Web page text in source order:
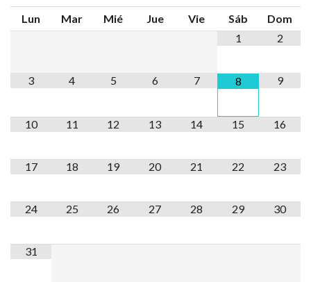
Lun Mar Mié Jue Vie Sáb
Dom
1
2
3 4 5 6 7 8 9
10 11 12 13 14 15 16
17 18 19 20 21 22 23
24 25 26 27 28 29 30
31